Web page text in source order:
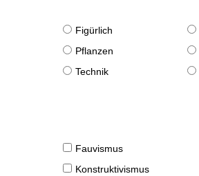
Figürlich
Pflanzen
Technik
Fauvismus
Konstruktivismus